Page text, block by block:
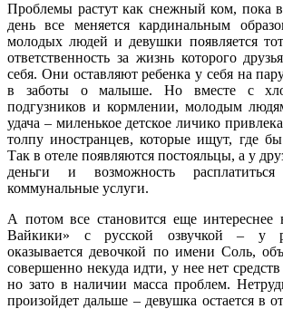
Проблемы растут как снежный ком, пока
день все меняется кардинальным
молодых людей и девушки появляется
ответственность за жизнь которого
себя. Они оставляют ребенка у себя на
в заботы о малыше. Но вместе с
подгузников и кормлении, молодым
удача – миленькое детское личико
толпу иностранцев, которые ищут, где
Так в отеле появляются постояльцы, а у
деньги и возможность
коммунальные услуги.
А потом все становится еще
Вайкики» с русской озвучкой – у
оказывается девочкой по имени Соль,
совершенно некуда идти, у нее нет
но зато в наличии масса проблем.
произойдет дальше – девушка остается в